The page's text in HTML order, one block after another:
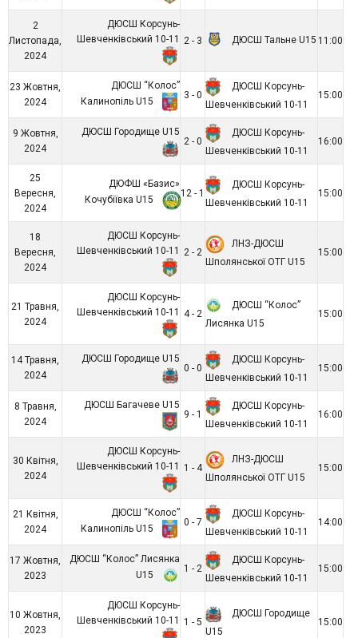
2
Листопада,
2024
ДЮСШ Корсунь-
Шевченківський 10-11
2 - 3 ДЮСШ Тальне U15 11:00
23 Жовтня,
2024
ДЮСШ “Колос”
Калинопіль U15
3 - 0
ДЮСШ Корсунь-
Шевченківський 10-11
15:00
9 Жовтня,
2024
ДЮСШ Городище U15
2 - 0
ДЮСШ Корсунь-
Шевченківський 10-11
16:00
25
Вересня,
2024
ДЮФШ «Базис»
Кочубіївка U15
12 - 1
ДЮСШ Корсунь-
Шевченківський 10-11
15:00
18
Вересня,
2024
ДЮСШ Корсунь-
Шевченківський 10-11
2 - 2
ЛНЗ-ДЮСШ
Шполянської ОТГ U15
15:00
21 Травня,
2024
ДЮСШ Корсунь-
Шевченківський 10-11
4 - 2
ДЮСШ “Колос”
Лисянка U15
15:00
14 Травня,
2024
ДЮСШ Городище U15
0 - 0
ДЮСШ Корсунь-
Шевченківський 10-11
15:00
8 Травня,
2024
ДЮСШ Багачеве U15
9 - 1
ДЮСШ Корсунь-
Шевченківський 10-11
16:00
30 Квітня,
2024
ДЮСШ Корсунь-
Шевченківський 10-11
1 - 4
ЛНЗ-ДЮСШ
Шполянської ОТГ U15
15:00
21 Квітня,
2024
ДЮСШ “Колос”
Калинопіль U15
0 - 7
ДЮСШ Корсунь-
Шевченківський 10-11
14:00
17 Жовтня,
2023
ДЮСШ “Колос” Лисянка
U15
1 - 2
ДЮСШ Корсунь-
Шевченківський 10-11
15:00
10 Жовтня,
2023
ДЮСШ Корсунь-
Шевченківський 10-11
1 - 5
ДЮСШ Городище
U15
15:00